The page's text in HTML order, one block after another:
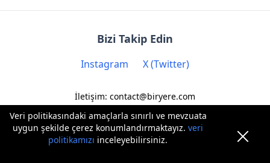
Veri politikasındaki amaçlarla sınırlı ve mevzuata
uygun şekilde çerez konumlandırmaktayız.veri
politikamızı inceleyebilirsiniz.
Bizi Takip Edin
Instagram X (Twitter)
İletişim: contact@biryere.com